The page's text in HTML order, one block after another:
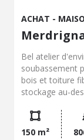
ACHAT -
Bel atelier
soubassement
bois et toiture
stockage au-
150 m²